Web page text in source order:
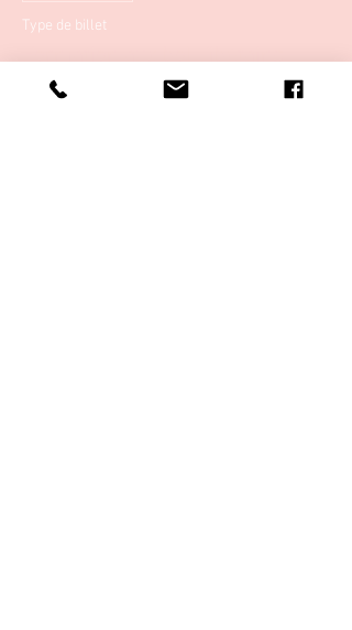
Type de billet
Formation aux bol Tibétains
Plus d'info